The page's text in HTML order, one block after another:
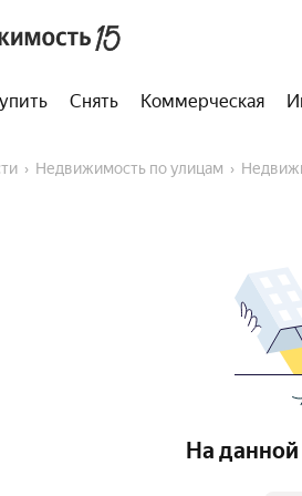
Снять Коммерческая
Недвижимость по улицам
На